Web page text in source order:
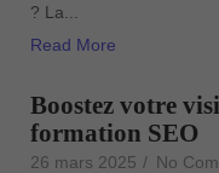
? La...
Read More
Boostez votre
formation SEO
26 mars 2025 / No